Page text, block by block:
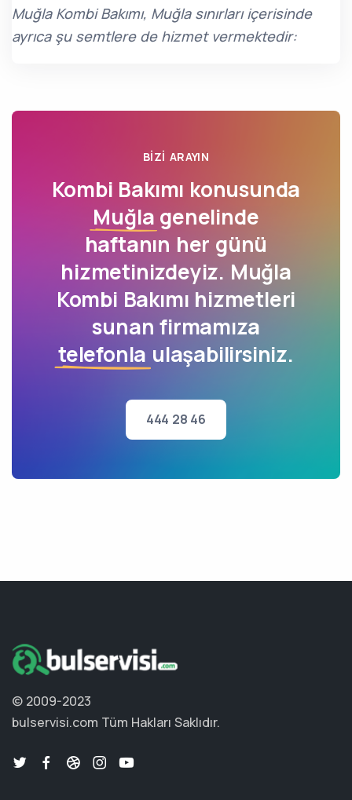
Muğla Kombi Bakımı, Muğla sınırları içerisinde
ayrıca şu semtlere de hizmet vermektedir:
BIZI ARAYIN
Kombi Bakımı konusunda
Muğla genelinde
haftanın her günü
hizmetinizdeyiz. Muğla
Kombi Bakımı hizmetleri
sunan firmamıza
telefonla ulaşabilirsiniz.
444 28 46
© 2009-2023
bulservisi.com Tüm Hakları Saklıdır.